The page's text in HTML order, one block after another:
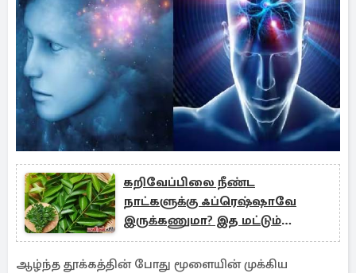
கறிவேப்பிலை நீண்ட
நாட்களுக்கு ஃப்ரெஷ்ஷாவே
இருக்கணுமா? இத மட்டும்
பண்ணுங்க
ஆழ்ந்த தூக்கத்தின் போது மூளையின் முக்கிய